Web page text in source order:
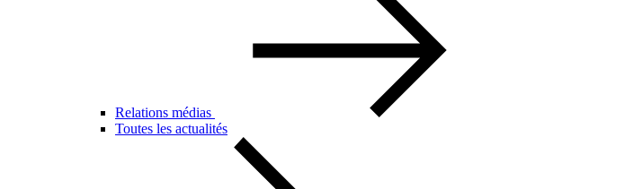
Relations médias
Toutes les actualités